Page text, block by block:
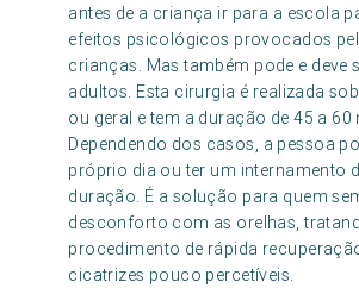
antes de a criança ir para a escola
efeitos psicológicos provocados
crianças. Mas também pode e deve
adultos. Esta cirurgia é realizada
ou geral e tem a duração de 45 a 60
Dependendo dos casos, a pessoa
próprio dia ou ter um internamento
duração. É a solução para quem
desconforto com as orelhas,
procedimento de rápida
cicatrizes pouco percetíveis.